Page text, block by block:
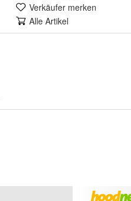
Verkäufer merken
Alle Artikel